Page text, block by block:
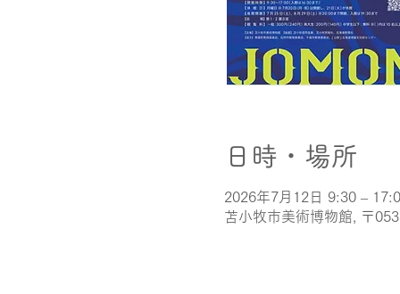
日時・場所
2026年7月12日 9:30 –
苫小牧市美術博物館, 〒